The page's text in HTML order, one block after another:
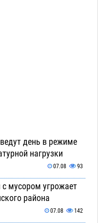
день в режиме
нагрузки
07.08 93
с мусором угрожает
района
07.08 142